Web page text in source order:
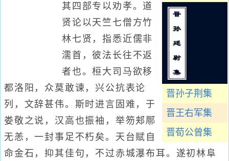
晋孙子荆集
晋王右军集
晋荀公曾集
其四部专以劝孝。道
贤论以天竺七僧方竹
林七贤，指悉近儒非
濡首，彼法长往不返
者也。桓大司马欲移
都洛阳，众莫敢谏，兴公抗表论
列，文辞甚伟。斯时进言固难，于
娄敬之说，汉高也振袖，举笏郏鄏
无恙，一封事足不朽矣。天台赋自
命金石，抑其佳句，不过赤城瀑布耳。遂初林阜